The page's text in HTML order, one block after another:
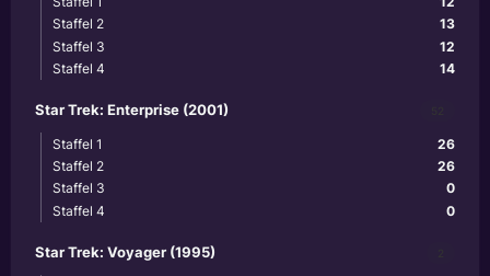
13
Staffel 2
12
Staffel 3
14
Staffel 4
Star Trek: Enterprise (2001)
26
Staffel 1
26
Staffel 2
0
Staffel 3
0
Staffel 4
Star Trek: Voyager (1995)